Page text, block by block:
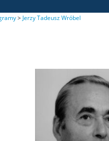
> Jerzy Tadeusz Wróbel